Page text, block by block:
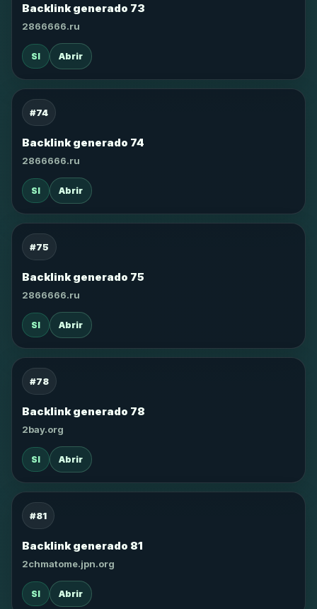
Backlink generado 73
2866666.ru
SI Abrir
#74
Backlink generado 74
2866666.ru
SI Abrir
#75
Backlink generado 75
2866666.ru
SI Abrir
#78
Backlink generado 78
2bay.org
SI Abrir
#81
Backlink generado 81
2chmatome.jpn.org
SI Abrir